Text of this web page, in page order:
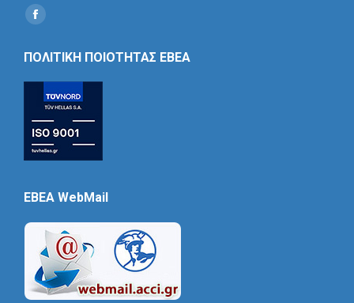
Find us on:
Social
ΠΟΛΙΤΙΚΗ ΠΟΙΟΤΗΤΑΣ ΕΒΕΑ
EBEA WebMail